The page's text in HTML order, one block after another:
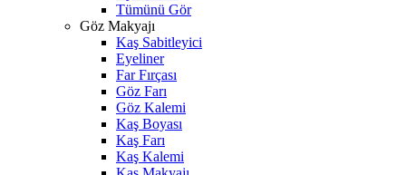
Tümünü Gör
Göz Makyajı
Kaş Sabitleyici
Eyeliner
Far Fırçası
Göz Farı
Göz Kalemi
Kaş Boyası
Kaş Farı
Kaş Kalemi